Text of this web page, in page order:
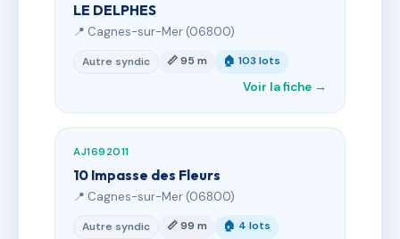
LE DELPHES
📍 Cagnes-sur-Mer (06800)
Autre syndic 📏 95 m 🏠 103 lots
Voir la fiche →
AJ1692011
10 Impasse des Fleurs
📍 Cagnes-sur-Mer (06800)
Autre syndic 📏 99 m 🏠 4 lots